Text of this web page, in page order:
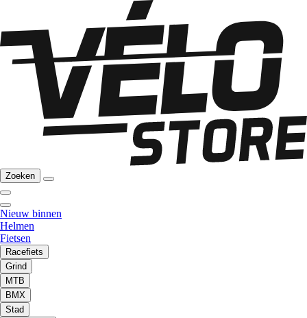
Zoeken
Nieuw binnen
Helmen
Fietsen
Racefiets
Grind
MTB
BMX
Stad